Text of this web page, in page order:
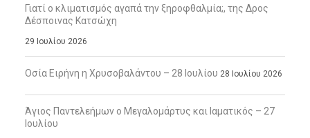
Γιατί ο κλιματισμός αγαπά την ξηροφθαλμία;, της Δρος
Δέσποινας Κατσώχη
29 Ιουλίου 2026
Οσία Ειρήνη η Χρυσοβαλάντου – 28 Ιουλίου 28 Ιουλίου 2026
Άγιος Παντελεήμων ο Μεγαλομάρτυς και Ιαματικός – 27
Ιουλίου